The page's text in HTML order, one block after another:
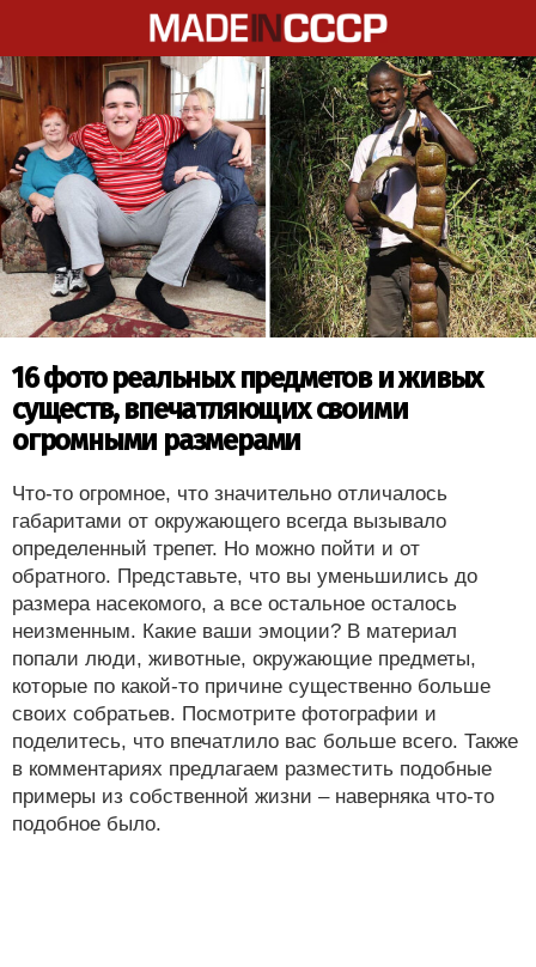
16 фото реальных предметов и живых
существ, впечатляющих своими
огромными размерами
Что-то огромное, что значительно отличалось
габаритами от окружающего всегда вызывало
определенный трепет. Но можно пойти и от
обратного. Представьте, что вы уменьшились до
размера насекомого, а все остальное осталось
неизменным. Какие ваши эмоции? В материал
попали люди, животные, окружающие предметы,
которые по какой-то причине существенно больше
своих собратьев. Посмотрите фотографии и
поделитесь, что впечатлило вас больше всего. Также
в комментариях предлагаем разместить подобные
примеры из собственной жизни – наверняка что-то
подобное было.